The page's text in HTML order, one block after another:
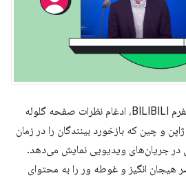
یکی از ویژگی‌های متمایز پلتفرم BILIBILI، ادغام نظرات صفحه گلوله
و چین که بازخورد بینندگان را در زمان
در جریان‌های ویدیویی نمایش می‌دهد.
انگیز و غوطه ور را به محتوای